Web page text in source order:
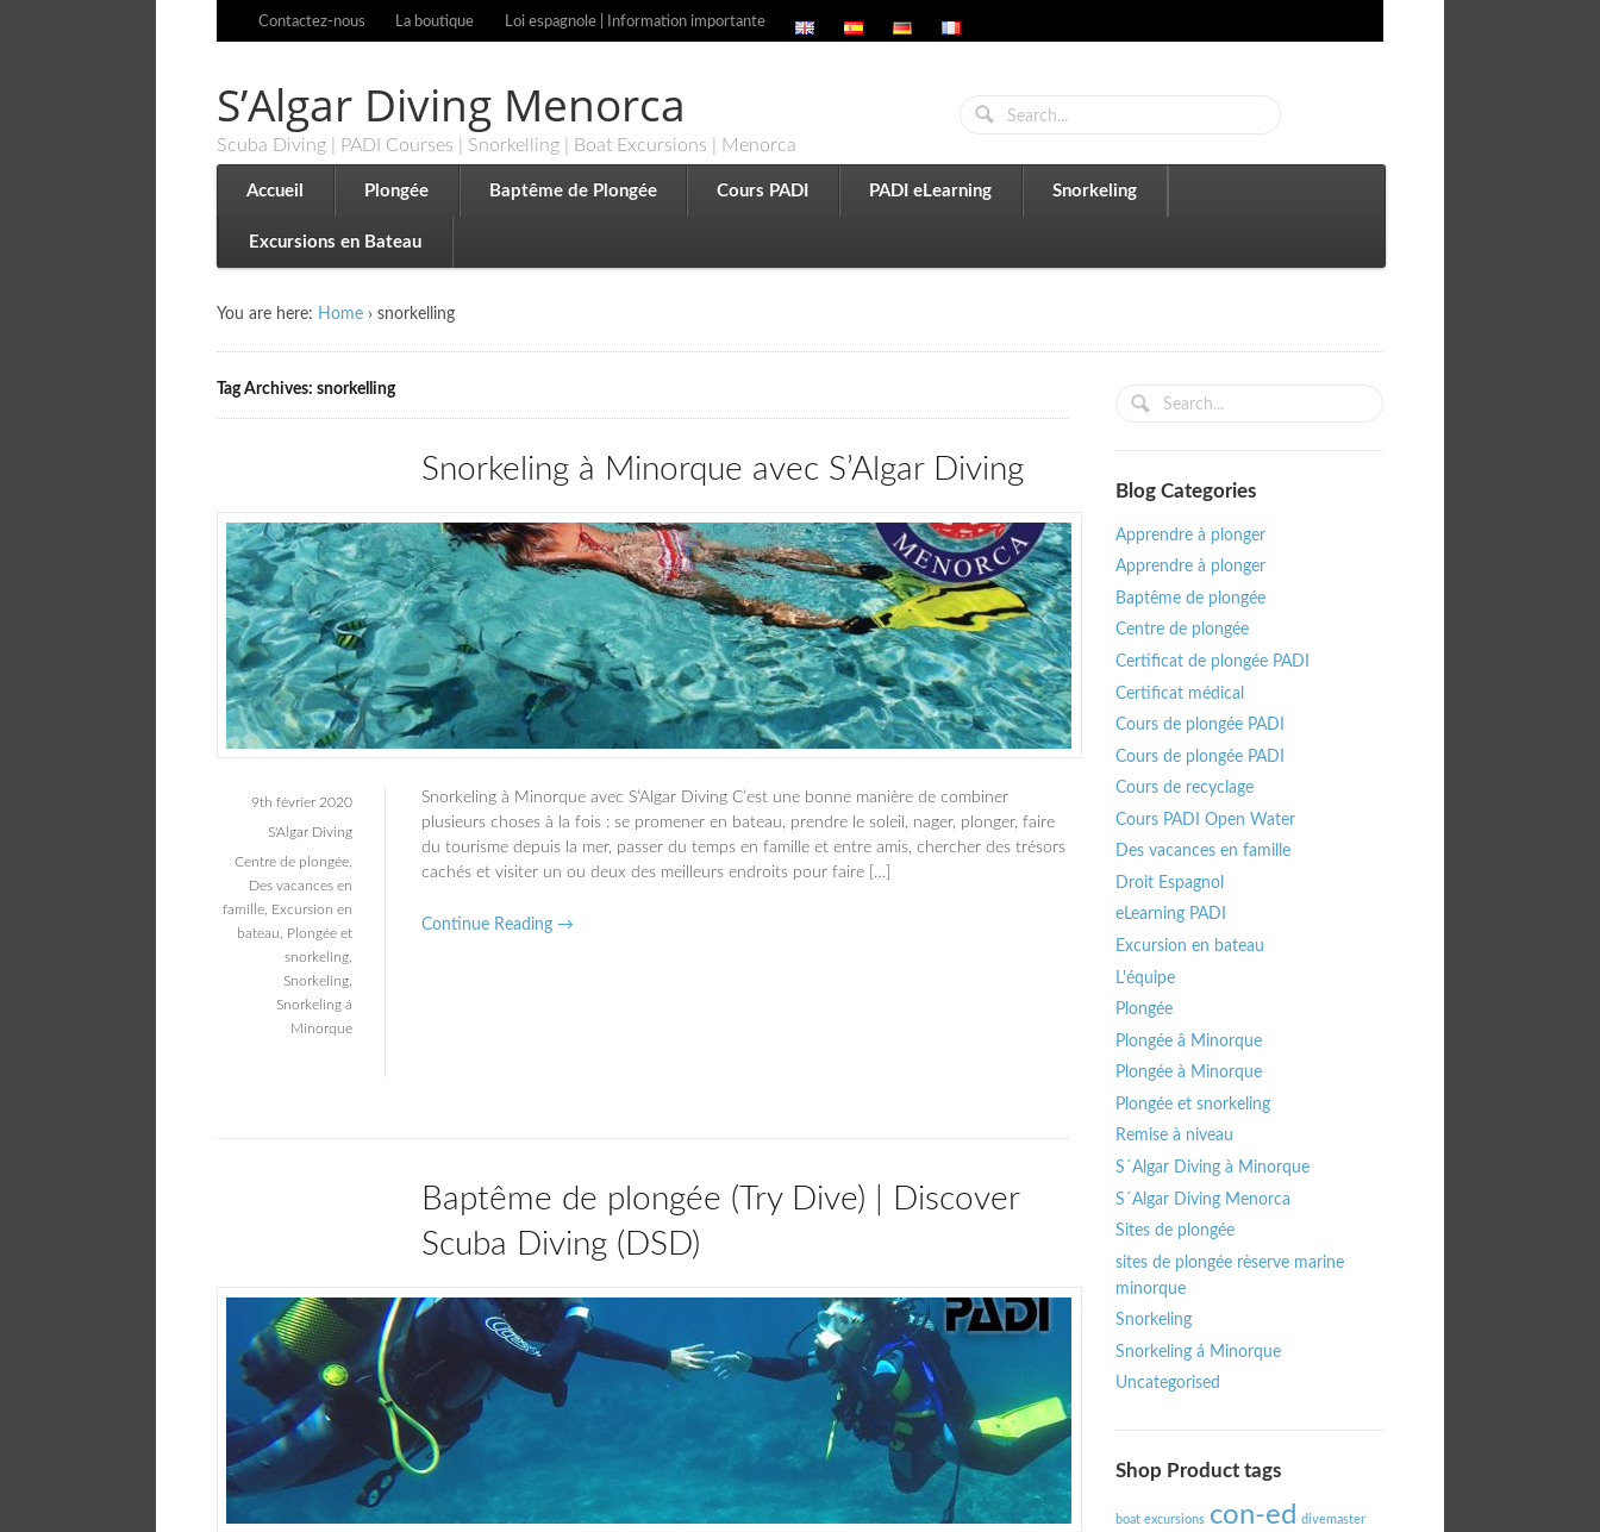
Contactez-nous La boutique Loi espagnole | Information importante
S’Algar Diving Menorca
Scuba Diving | PADI Courses | Snorkelling | Boat Excursions | Menorca
Accueil Plongée Baptême de Plongée Cours PADI PADI eLearning Snorkeling
Excursions en Bateau
You are here: Home › snorkelling
Tag Archives: snorkelling
Snorkeling à Minorque avec S’Algar Diving
9th février 2020
S'Algar Diving
Centre de plongée
Des vacances en
famille Excursion en
bateau
Plongée et
snorkeling
Snorkeling
Snorkeling á
Minorque
Snorkeling à Minorque avec S’Algar Diving C’est une bonne manière de combiner
plusieurs choses à la fois : se promener en bateau, prendre le soleil, nager, plonger, faire
du tourisme depuis la mer, passer du temps en famille et entre amis, chercher des trésors
cachés et visiter un ou deux des meilleurs endroits pour faire […]
Continue Reading →
Baptême de plongée (Try Dive) | Discover
Scuba Diving (DSD)
Blog Categories
Apprendre à plonger
Apprendre à plonger
Baptême de plongée
Centre de plongée
Certificat de plongée PADI
Certificat médical
Cours de plongée PADI
Cours de plongée PADI
Cours de recyclage
Cours PADI Open Water
Des vacances en famille
Droit Espagnol
eLearning PADI
Excursion en bateau
L'équipe
Plongée
Plongée â Minorque
Plongée à Minorque
Plongée et snorkeling
Remise à niveau
S´Algar Diving à Minorque
S´Algar Diving Menorca
Sites de plongée
sites de plongée rèserve marine
minorque
Snorkeling
Snorkeling á Minorque
Uncategorised
Shop Product tags
boat excursions con-ed divemaster